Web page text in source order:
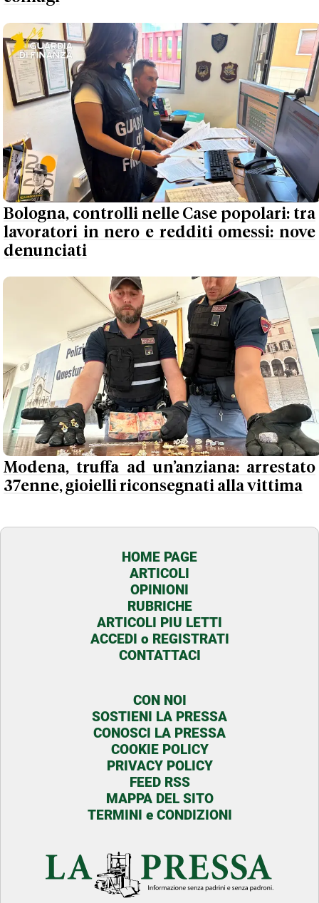
Bologna, controlli nelle Case popolari: tra
lavoratori in nero e redditi omessi: nove
denunciati
Modena, truffa ad un’anziana: arrestato
37enne, gioielli riconsegnati alla vittima
HOME PAGE
ARTICOLI
OPINIONI
RUBRICHE
ARTICOLI PIU LETTI
ACCEDI o REGISTRATI
CONTATTACI
CON NOI
SOSTIENI LA PRESSA
CONOSCI LA PRESSA
COOKIE POLICY
PRIVACY POLICY
FEED RSS
MAPPA DEL SITO
TERMINI e CONDIZIONI